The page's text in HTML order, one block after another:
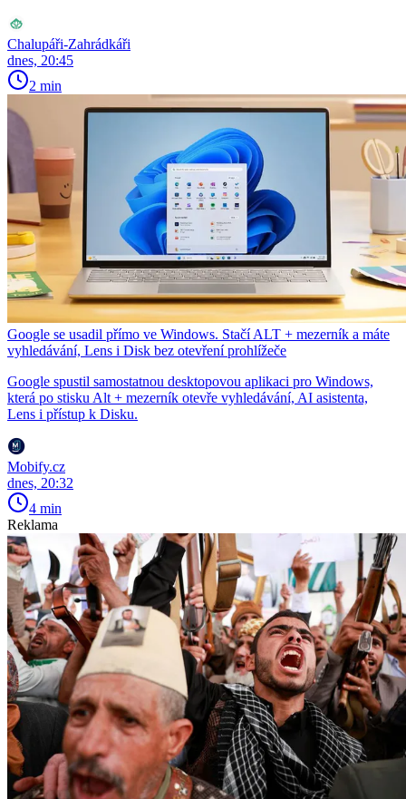
Chalupáři-Zahrádkáři
dnes, 20:45
2 min
Google se usadil přímo ve Windows. Stačí ALT + mezerník a máte
vyhledávání, Lens i Disk bez otevření prohlížeče
Google spustil samostatnou desktopovou aplikaci pro Windows,
která po stisku Alt + mezerník otevře vyhledávání, AI asistenta,
Lens i přístup k Disku.
Mobify.cz
dnes, 20:32
4 min
Reklama